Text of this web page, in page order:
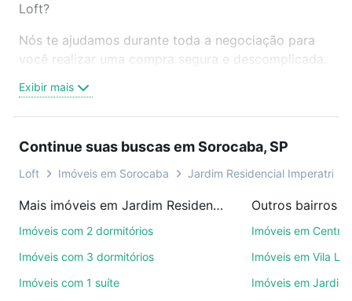
Loft?
Nós te ajudamos durante toda a negociação para
você realizar uma compra segura e descomplicada.
trabalho e do metrô, aqui você vai encontrar a
oferta ideal de Imóveis com 2 vagas à venda em
conquistar seu sonho. Agende uma visita presencial
ou por videochamada, é grátis, sem compromisso e
imobiliárias te ajudando na compra, venda ou troca
de imóveis.
Como escolher um imóvel?
Use barra de busca no topo para pesquisar por
Exibir mais
Continue suas buscas em Sorocaba, SP
Loft Imóveis em Sorocaba Jardim Residencial Imperatriz
Mais imóveis em Jardim Residencial Imperatriz
Imóveis com 2 dormitórios
Imóveis com 3 dormitórios
Imóveis com 1 suíte
Outros bairros
Imóveis em Centro
Imóveis em Vila
Imóveis em Jardim